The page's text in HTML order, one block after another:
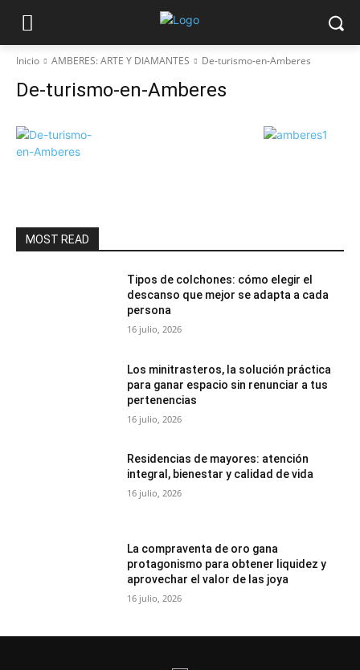
Inicio AMBERES: ARTE Y DIAMANTES De-turismo-en-Amberes
De-turismo-en-Amberes
MOST READ
Tipos de colchones: cómo elegir el
descanso que mejor se adapta a cada
persona
16 julio, 2026
Los minitrasteros, la solución práctica
para ganar espacio sin renunciar a tus
pertenencias
16 julio, 2026
Residencias de mayores: atención
integral, bienestar y calidad de vida
16 julio, 2026
La compraventa de oro gana
protagonismo para obtener liquidez y
aprovechar el valor de las joya
16 julio, 2026